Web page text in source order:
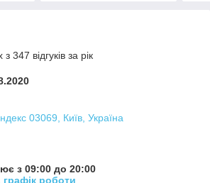
347 відгуків за рік
03069, Київ, Україна
з 09:00 до 20:00
роботи